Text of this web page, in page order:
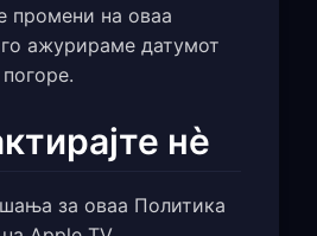
промени на оваа
ажурираме датумот
нè
за оваа Политика